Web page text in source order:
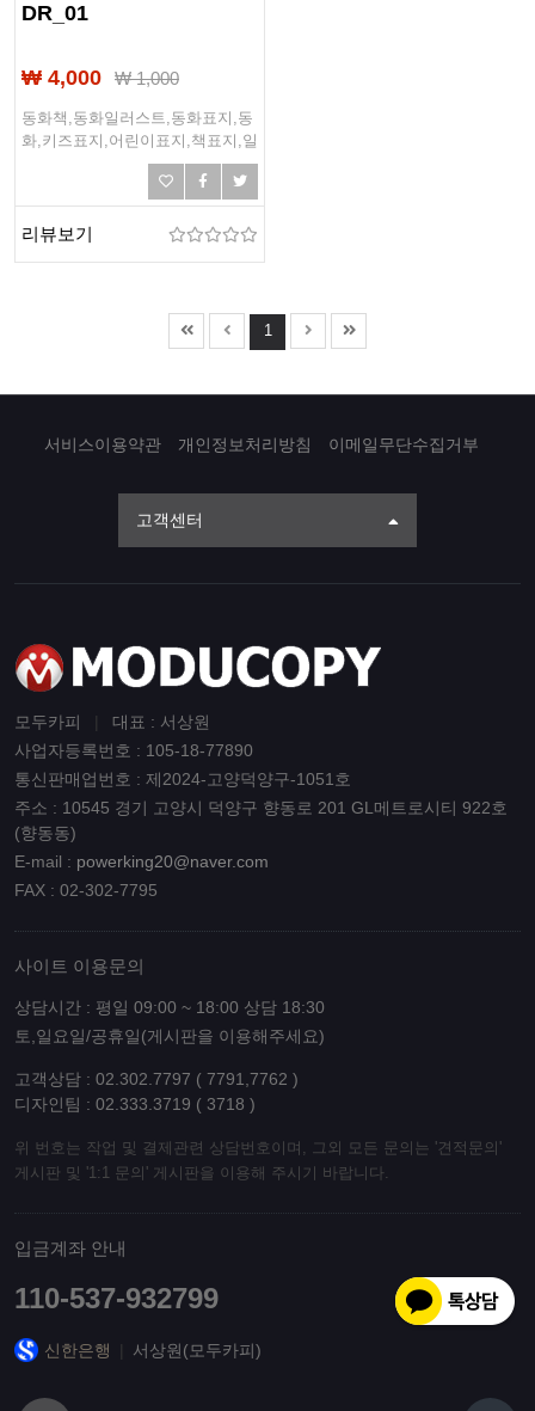
DR_01
₩ 4,000 ₩1,000
동화책,동화일러스트,동화표지,동
화,키즈표지,어린이표지,책표지,일
리뷰보기
1
서비스이용약관 개인정보처리방침 이메일무단수집거부
고객센터
모두카피
대표 : 서상원
사업자등록번호 : 105-18-77890
통신판매업번호 : 제2024-고양덕양구-1051호
주소 : 10545 경기 고양시 덕양구 향동로 201 GL메트로시티 922호
(향동동)
E-mail : powerking20@naver.com
FAX : 02-302-7795
사이트 이용문의
상담시간 : 평일 09:00 ~ 18:00 상담 18:30
토,일요일/공휴일(게시판을 이용해주세요)
고객상담 : 02.302.7797 ( 7791,7762 )
디자인팀 : 02.333.3719 ( 3718 )
위 번호는 작업 및 결제관련 상담번호이며, 그외 모든 문의는 '견적문의'
게시판 및 '1:1 문의' 게시판을 이용해 주시기 바랍니다.
입금계좌 안내
110-537-932799
신한은행 서상원(모두카피)